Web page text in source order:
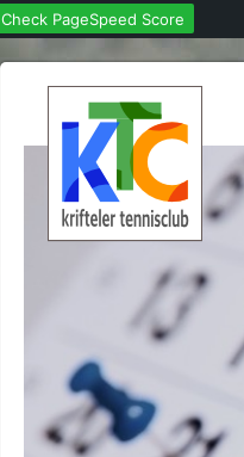
Check PageSpeed Score